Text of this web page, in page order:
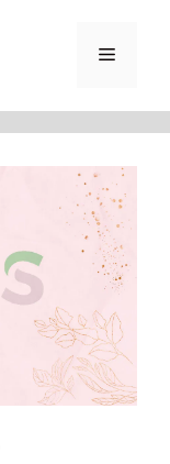
Menu